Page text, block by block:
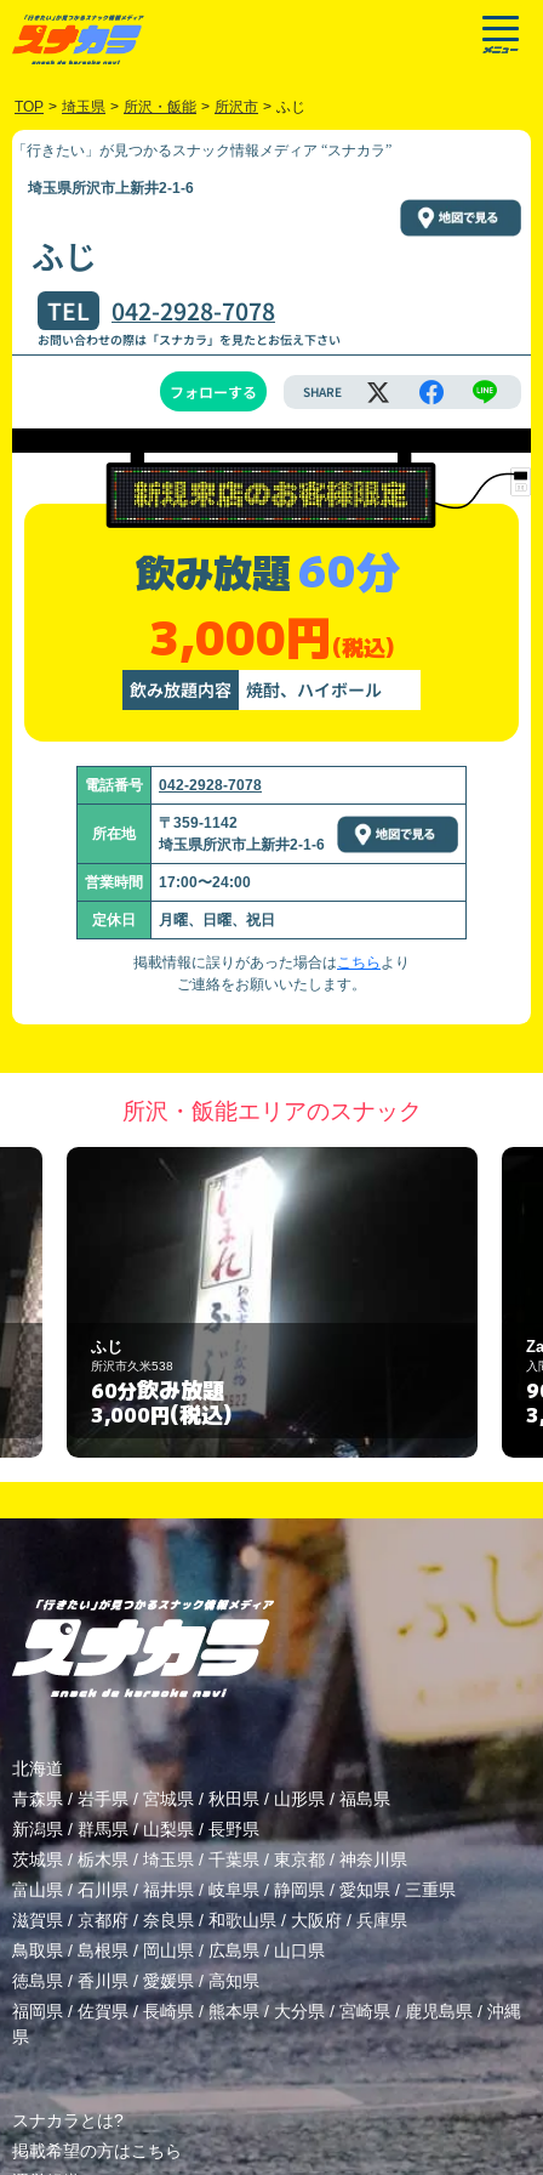
TOP > 埼玉県 > 所沢・飯能 > 所沢市 > ふじ
「行きたい」が見つかるスナック情報メディア “スナカラ”
埼玉県所沢市上新井2-1-6
ふじ
TEL 042-2928-7078
お問い合わせの際は「スナカラ」を見たとお伝え下さい
フォローする SHARE
飲み放題60分
3,000円(税込)
飲み放題内容 焼酎、ハイボール
電話番号 042-2928-7078
所在地
〒359-1142
埼玉県所沢市上新井2-1-6
営業時間 17:00〜24:00
定休日 月曜、日曜、祝日
掲載情報に誤りがあった場合はこちら より
ご連絡をお願いいたします。
所沢・飯能エリアのスナック
入間市仏子1185-9
90分飲み放題
3,000円
北海道
青森県 / 岩手県/ 宮城県 / 秋田県 / 山形県/ 福島県
新潟県 /群馬県/山梨県 / 長野県
茨城県 / 栃木県 / 埼玉県 / 千葉県 / 東京都 / 神奈川県
富山県 /石川県/福井県/岐阜県 / 静岡県 / 愛知県 / 三重県
滋賀県 / 京都府 / 奈良県 / 和歌山県/ 大阪府 /兵庫県
鳥取県/ 島根県 /岡山県/ 広島県 / 山口県
徳島県 /香川県 / 愛媛県/高知県
福岡県/佐賀県/長崎県 /熊本県/ 大分県/宮崎県 /鹿児島県 / 沖縄
県
スナカラとは?
掲載希望の方はこちら